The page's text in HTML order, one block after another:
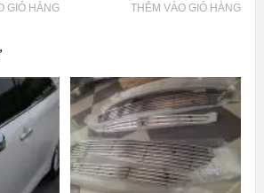
GIỎ HÀNG THÊM VÀO GIỎ HÀNG